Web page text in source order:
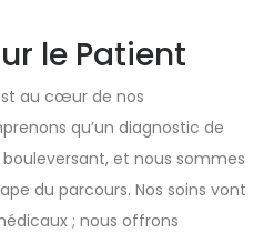
le Patient
au cœur de nos
qu’un diagnostic de
et nous sommes
du parcours. Nos soins vont
; nous offrons